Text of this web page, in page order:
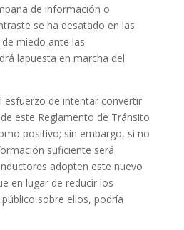
de información o
se ha desatado en las
miedo ante las
lapuesta en marcha del
esfuerzo de intentar convertir
este Reglamento de Tránsito
positivo; sin embargo, si no
suficiente será
adopten este nuevo
en lugar de reducir los
sobre ellos, podría